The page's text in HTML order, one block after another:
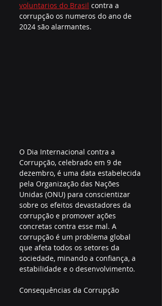
voluntarios do Brasil contra a
corrupção os numeros do ano de
2024 são alarmantes.
O Dia Internacional contra a
Corrupção, celebrado em 9 de
dezembro, é uma data estabelecida
pela Organização das Nações
Unidas (ONU) para conscientizar
sobre os efeitos devastadores da
corrupção e promover ações
concretas contra esse mal. A
corrupção é um problema global
que afeta todos os setores da
sociedade, minando a confiança, a
estabilidade e o desenvolvimento.
Consequências da Corrupção